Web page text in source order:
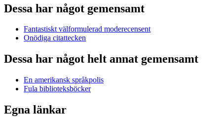
Dessa har något gemensamt
Fantastiskt välformulerad moderecensent
Onödiga citattecken
Dessa har något helt annat gemensamt
En amerikansk språkpolis
Fula biblioteksböcker
Egna länkar